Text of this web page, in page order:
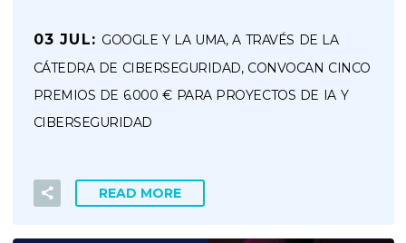
03 JUL: GOOGLE Y LA UMA, A TRAVÉS DE LA
CÁTEDRA DE CIBERSEGURIDAD, CONVOCAN CINCO
PREMIOS DE 6.000 € PARA PROYECTOS DE IA Y
CIBERSEGURIDAD
READ MORE